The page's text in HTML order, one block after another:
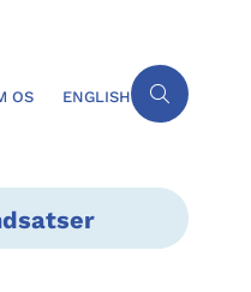
OS ENGLISH